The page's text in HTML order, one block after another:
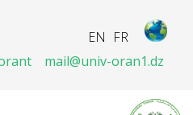
FR
EN
mail@univ-oran1.dz